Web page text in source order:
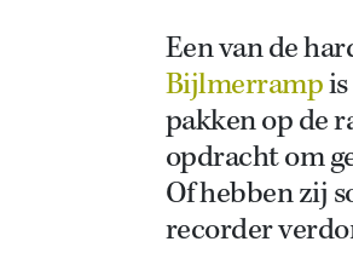
Een van de
Bijlmerramp
pakken op de
opdracht om
Of hebben zij
recorder